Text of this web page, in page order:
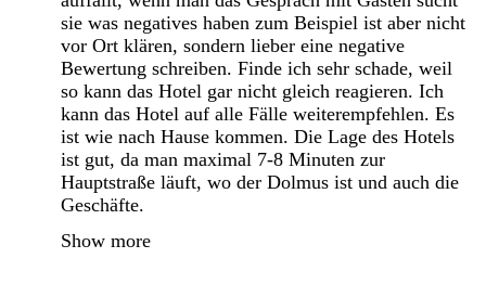
sie was negatives haben zum Beispiel ist aber nicht
vor Ort klären, sondern lieber eine negative
Bewertung schreiben. Finde ich sehr schade, weil
so kann das Hotel gar nicht gleich reagieren. Ich
kann das Hotel auf alle Fälle weiterempfehlen. Es
ist wie nach Hause kommen. Die Lage des Hotels
ist gut, da man maximal 7-8 Minuten zur
Hauptstraße läuft, wo der Dolmus ist und auch die
Geschäfte.
Show more